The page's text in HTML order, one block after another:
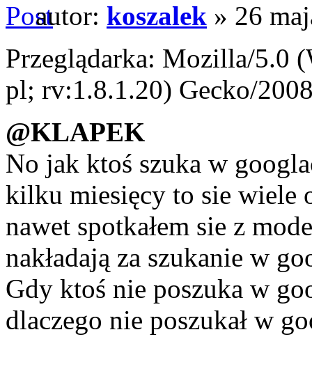
autor: koszalek » 26
Przeglądarka: Mozilla/5.0
pl; rv:1.8.1.20) Gecko/
@KLAPEK
No jak ktoś szuka w
kilku miesięcy to sie wiele
nawet spotkałem sie z
nakładają za szukanie w
Gdy ktoś nie poszuka w
dlaczego nie poszukał w